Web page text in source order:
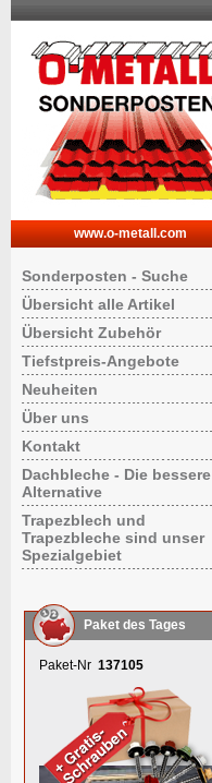
www.o-metall.com
Sonderposten - Suche
Übersicht alle Artikel
Übersicht Zubehör
Tiefstpreis-Angebote
Neuheiten
Über uns
Kontakt
Dachbleche - Die bessere
Alternative
Trapezblech und
Trapezbleche sind unser
Spezialgebiet
Paket des Tages
Paket-Nr 137105